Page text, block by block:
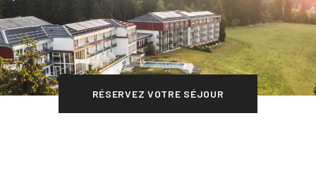
RÉSERVEZ VOTRE SÉJOUR